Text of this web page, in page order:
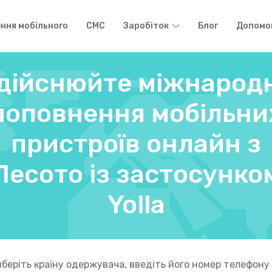
мобільного СМС Заробіток Блог
пристроїв онлайн з
із
Yolla
країну одержувача, введіть його номер телефону